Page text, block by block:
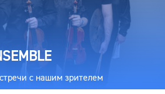
с нашим зрителем